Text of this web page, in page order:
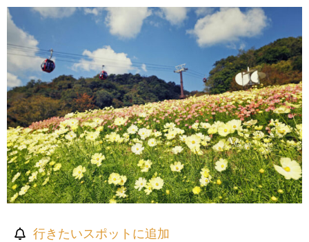
行きたいスポットに追加